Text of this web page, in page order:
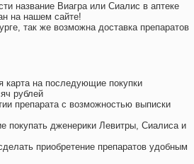
название Виагра или Сиалис в аптеке
на нашем сайте!
так же возможна доставка препаратов
карта на последующие покупки
рублей
препарата с возможностью выписки
покупать дженерики Левитры, Сиалиса и
приобретение препаратов удобным